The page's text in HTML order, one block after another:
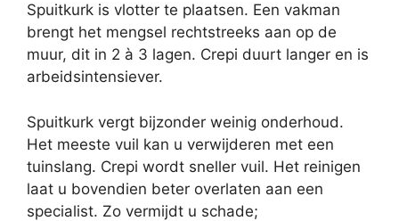
Spuitkurk is vlotter te plaatsen. Een vakman
brengt het mengsel rechtstreeks aan op de
muur, dit in 2 à 3 lagen. Crepi duurt langer en is
arbeidsintensiever.
Spuitkurk vergt bijzonder weinig onderhoud.
Het meeste vuil kan u verwijderen met een
tuinslang. Crepi wordt sneller vuil. Het reinigen
laat u bovendien beter overlaten aan een
specialist. Zo vermijdt u schade;